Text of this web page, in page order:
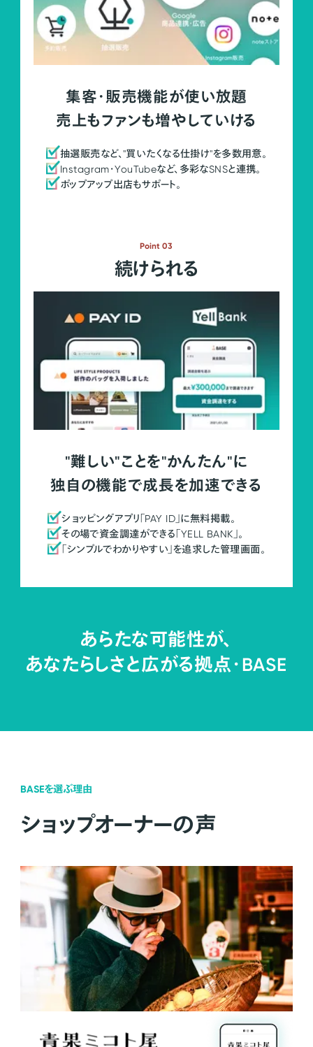
集客・販売機能が使い放題
売上もファンも増やしていける
抽選販売など、"買いたくなる仕掛け"を多数用意。
Instagram・YouTubeなど、多彩なSNSと連携。
ポップアップ出店もサポート。
Point 03
続けられる
"難しい"ことを"かんたん"に
独自の機能で成長を加速できる
ショッピングアプリ「PAY ID」に無料掲載。
その場で資金調達ができる「YELL BANK」。
「シンプルでわかりやすい」を追求した管理画面。
あらたな可能性が、
あなたらしさと広がる拠点・BASE
BASEを選ぶ理由
ショップオーナーの声